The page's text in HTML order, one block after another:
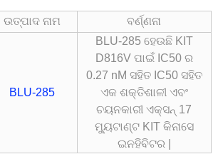
ଉତ୍ପାଦ ନାମ ବର୍ଣ୍ଣନା
BLU-285
BLU-285 ହେଉଛି KIT
D816V ପାଇଁ IC50 ର
0.27 nM ସହିତ IC50 ସହିତ
ଏକ ଶକ୍ତିଶାଳୀ ଏବଂ
ଚୟନକାରୀ ଏକ୍ସନ୍ 17
ମ୍ୟୁଟାଣ୍ଟ KIT କିନାସେ
ଇନହିବିଟର |